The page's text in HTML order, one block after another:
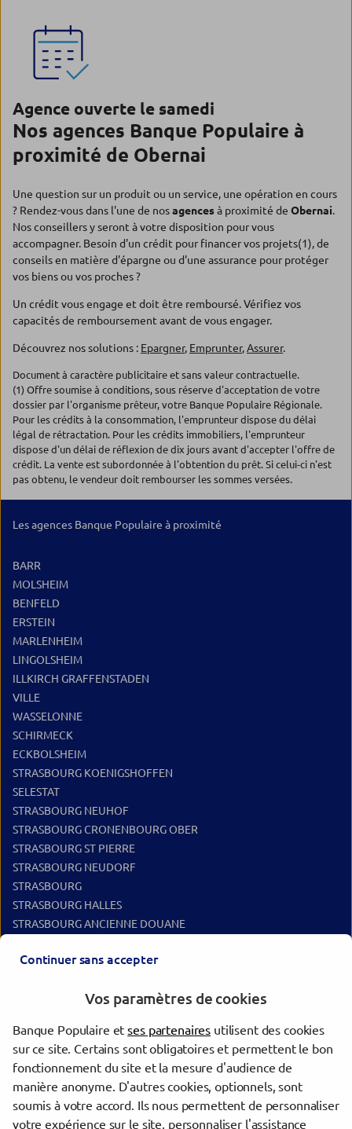
Agence ouverte le samedi
Nos agences Banque Populaire à
proximité de Obernai
Une question sur un produit ou un service, une opération en cours
? Rendez-vous dans l'une de nosagencesà proximité de Obernai.
Nos conseillers y seront à votre disposition pour vous
accompagner. Besoin d'un crédit pour financer vos projets(1), de
conseils en matière d'épargne ou d'une assurance pour protéger
vos biens ou vos proches ?
Un crédit vous engage et doit être remboursé. Vérifiez vos
capacités de remboursement avant de vous engager.
Découvrez nos solutions : Epargner, Emprunter,Assurer.
Document à caractère publicitaire et sans valeur contractuelle.
(1) Offre soumise à conditions, sous réserve d'acceptation de votre
dossier par l'organisme prêteur, votre Banque Populaire Régionale.
Pour les crédits à la consommation, l'emprunteur dispose du délai
légal de rétractation. Pour les crédits immobiliers, l'emprunteur
dispose d'un délai de réflexion de dix jours avant d'accepter l'offre de
crédit. La vente est subordonnée à l'obtention du prêt. Si celui-ci n'est
pas obtenu, le vendeur doit rembourser les sommes versées.
Les agences Banque Populaire à proximité
BARR
MOLSHEIM
BENFELD
ERSTEIN
MARLENHEIM
LINGOLSHEIM
ILLKIRCH GRAFFENSTADEN
VILLE
WASSELONNE
SCHIRMECK
ECKBOLSHEIM
STRASBOURG KOENIGSHOFFEN
SELESTAT
STRASBOURG NEUHOF
STRASBOURG CRONENBOURG OBER
STRASBOURG ST PIERRE
STRASBOURG NEUDORF
STRASBOURG
STRASBOURG HALLES
STRASBOURG ANCIENNE DOUANE
Les agences Banque Populaire dans les villes à proximité
Strasbourg
Schiltigheim
Colmar
Haguenau
Continuer sans accepter
Vos paramètres de cookies
Banque Populaire etses partenaires utilisent des cookies
sur ce site. Certains sont obligatoires et permettent le bon
fonctionnement du site et la mesure d'audience de
manière anonyme. D'autres cookies, optionnels, sont
soumis à votre accord. Ils nous permettent de personnaliser
votre expérience sur le site, personnaliser l'assistance